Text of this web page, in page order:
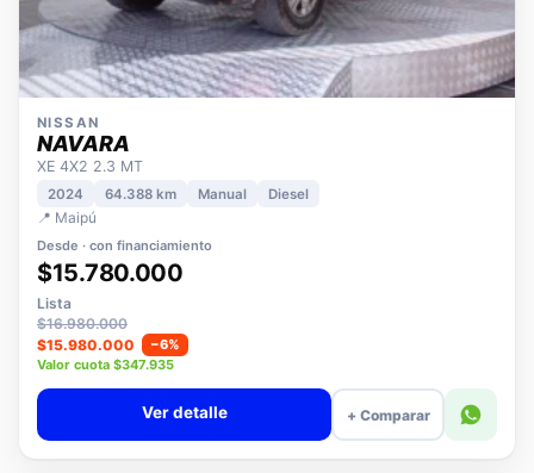
NISSAN
NAVARA
XE 4X2 2.3 MT
2024
📍 Maipú
Desde · con financiamiento
$15.780.000
Lista
$16.980.000
$15.980.000
−6%
Valor cuota $347.935
+ Comparar